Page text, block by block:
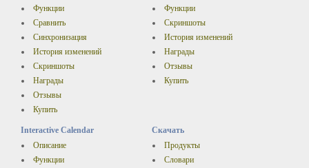
Функции
Сравнить
Синхронизация
История изменений
Скриншоты
Награды
Отзывы
Купить
Функции
Скриншоты
История изменений
Награды
Отзывы
Купить
Interactive Calendar
Описание
Функции
Скачать
Продукты
Словари